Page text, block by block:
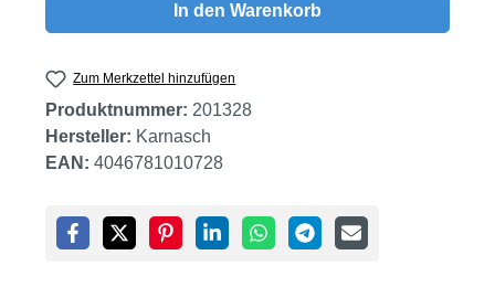
In den Warenkorb
Zum Merkzettel hinzufügen
Produktnummer: 201328
Hersteller: Karnasch
EAN: 4046781010728